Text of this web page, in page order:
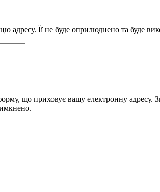
адресу. Її не буде оприлюднено та
що приховує вашу електронну адресу.